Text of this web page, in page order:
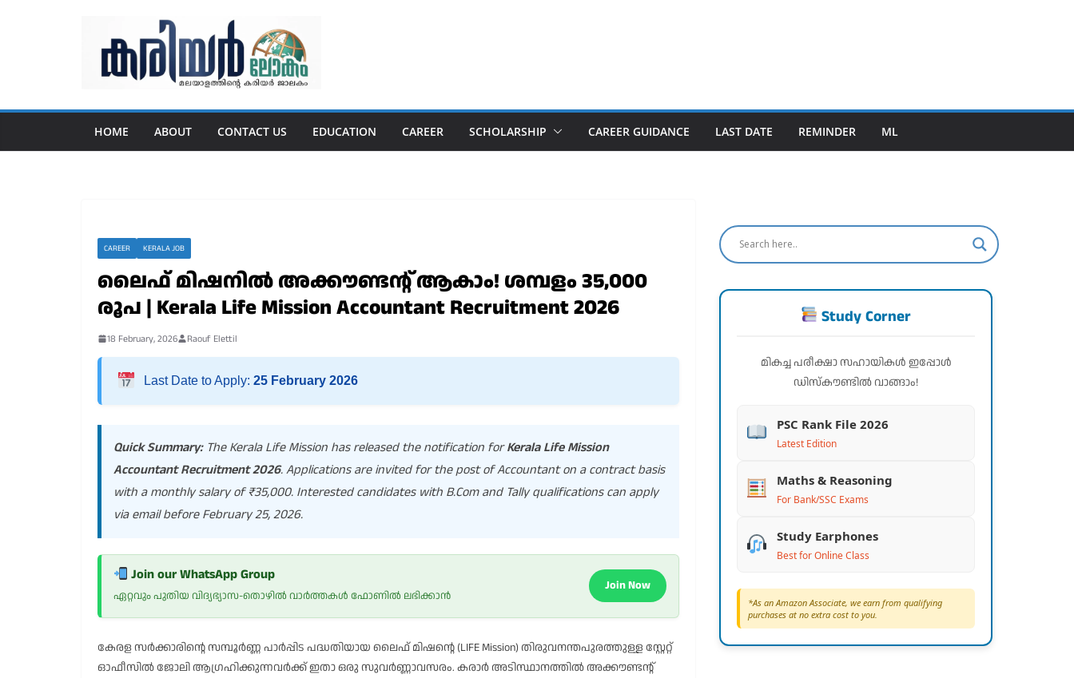
HOME ABOUT CONTACT US EDUCATION CAREER SCHOLARSHIP CAREER GUIDANCE LAST DATE REMINDER ML
CAREER KERALA JOB
ലൈഫ് മിഷനിൽ അക്കൗണ്ടന്റ് ആകാം! ശമ്പളം 35,000
രൂപ | Kerala Life Mission Accountant Recruitment 2026
18 February, 2026 Raouf Elettil
Last Date to Apply: 25 February 2026
Quick Summary:The Kerala Life Mission has released the notification forKerala Life Mission
Accountant Recruitment 2026. Applications are invited for the post of Accountant on a contract basis
with a monthly salary of ₹35,000. Interested candidates with B.Com and Tally qualifications can apply
via email before February 25, 2026.
Join our WhatsApp Group
ഏറ്റവും പുതിയ വിദ്യഭ്യാസ-തൊഴിൽ വാർത്തകൾ ഫോണിൽ ലഭിക്കാൻ
Join Now
കേരള സർക്കാരിന്റെ സമ്പൂർണ്ണ പാർപ്പിട പദ്ധതിയായ ലൈഫ് മിഷന്റെ (LIFE Mission) തിരുവനന്തപുരത്തുള്ള സ്റ്റേറ്റ്
ഓഫീസിൽ ജോലി ആഗ്രഹിക്കുന്നവർക്ക് ഇതാ ഒരു സുവർണ്ണാവസരം. കരാർ അടിസ്ഥാനത്തിൽ അക്കൗണ്ടന്റ്
Study Corner
മികച്ച പരീക്ഷാ സഹായികൾ ഇപ്പോൾ
ഡിസ്കൗണ്ടിൽ വാങ്ങാം!
PSC Rank File 2026
Latest Edition
Maths & Reasoning
For Bank/SSC Exams
Study Earphones
Best for Online Class
*As an Amazon Associate, we earn from qualifying
purchases at no extra cost to you.